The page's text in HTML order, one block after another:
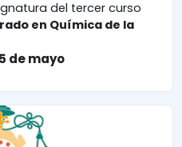
del tercer curso
rado en Química de la
de mayo
QUÍMICA | UNIOVI